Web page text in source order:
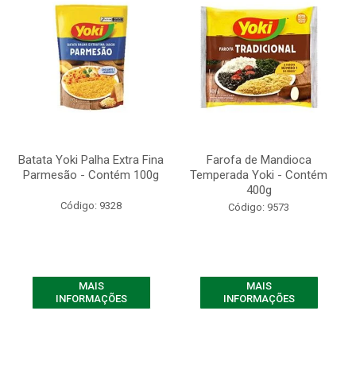
Batata Yoki Palha Extra Fina
Parmesão - Contém 100g
Código: 9328
MAIS
INFORMAÇÕES
Farofa de Mandioca
Temperada Yoki - Contém
400g
Código: 9573
MAIS
INFORMAÇÕES